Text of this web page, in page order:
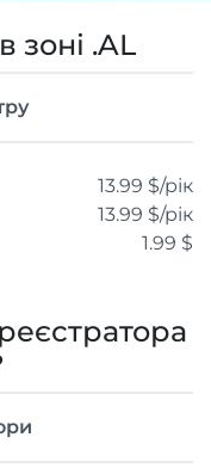
зоні .AL
13.99 $/рік
13.99 $/рік
1.99 $